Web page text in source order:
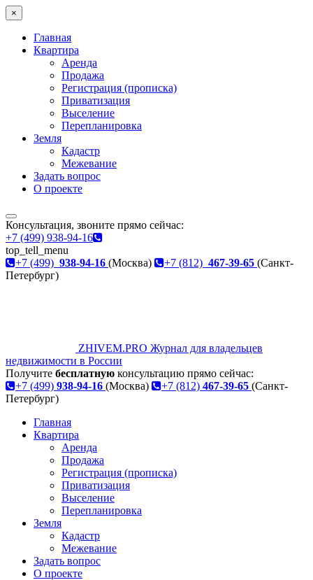
×
Главная
Квартира
Аренда
Продажа
Регистрация (прописка)
Приватизация
Выселение
Перепланировка
Земля
Кадастр
Межевание
Задать вопрос
О проекте
Консультация, звоните прямо сейчас:
+7 (499) 938-94-16
top_tell_menu
+7 (499) 938-94-16 (Москва) +7 (812) 467-39-65 (Санкт-
Петербург)
ZHIVEM.PRO Журнал для владельцев
недвижимости в России
Получите бесплатную консультацию прямо сейчас:
+7 (499) 938-94-16 (Москва) +7 (812) 467-39-65 (Санкт-
Петербург)
Главная
Квартира
Аренда
Продажа
Регистрация (прописка)
Приватизация
Выселение
Перепланировка
Земля
Кадастр
Межевание
Задать вопрос
О проекте